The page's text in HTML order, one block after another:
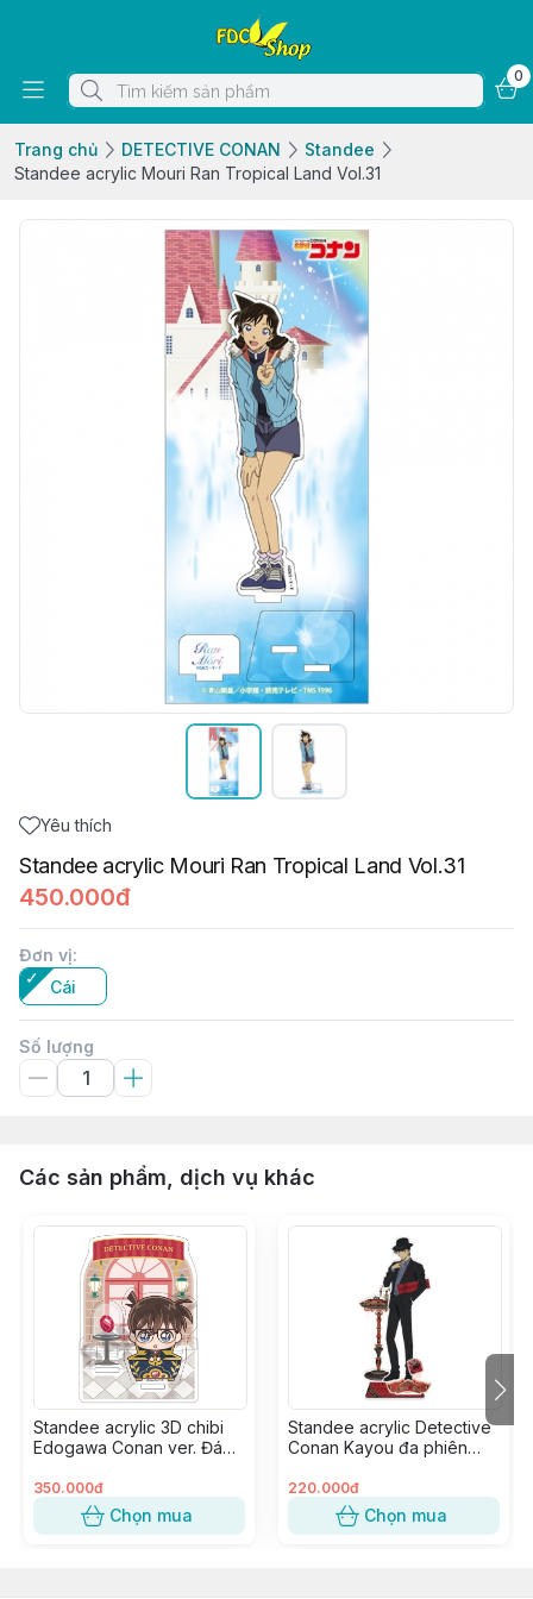
0
Trang chủ DETECTIVE CONAN
Standee
Standee acrylic Mouri Ran Tropical Land Vol.31
Yêu thích
Standee acrylic Mouri Ran Tropical Land Vol.31
450.000đ
Đơn vị:
Cái
Số lượng
Các sản phẩm, dịch vụ khác
Standee acrylic 3D chibi
Edogawa Conan ver. Đá
350.000đ
Chọn mua
Standee acrylic Detective
Conan Kayou đa phiên
Present
220.000đ
Chọn mua